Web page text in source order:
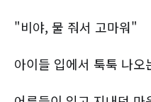
"비야, 물 줘서 고마워"
아이들 입에서 툭툭 나오